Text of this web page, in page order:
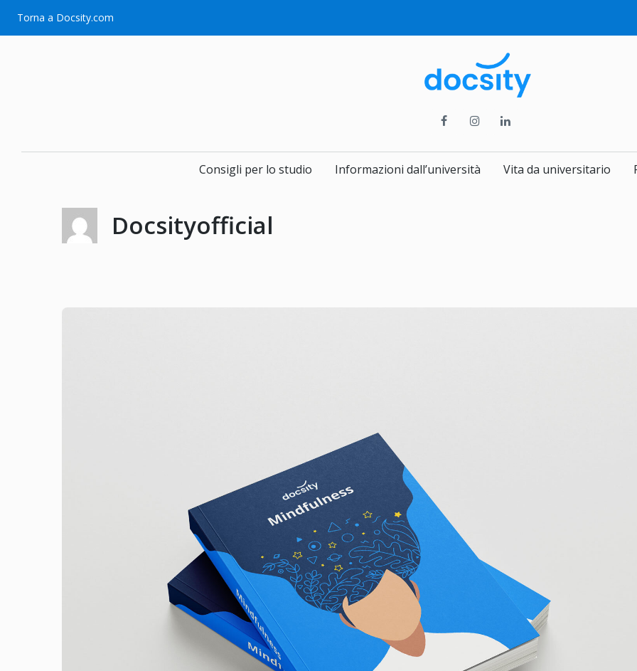
al
Torna a Docsity.com
Consigli per lo studio Informazioni dall’università Vita da universitario
Docsityofficial